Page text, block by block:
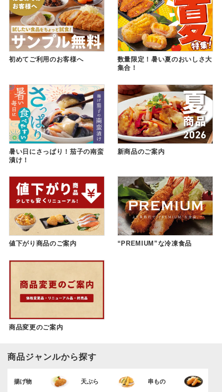
初めてご利用のお客様へ
数量限定！暑い夏のおいしさ大
集合！
暑い日にさっぱり！茄子の南蛮
漬け！
新商品のご案内
値下がり商品のご案内 “PREMIUM”な冷凍食品
商品変更のご案内
商品ジャンルから探す
揚げ物 天ぷら 串もの